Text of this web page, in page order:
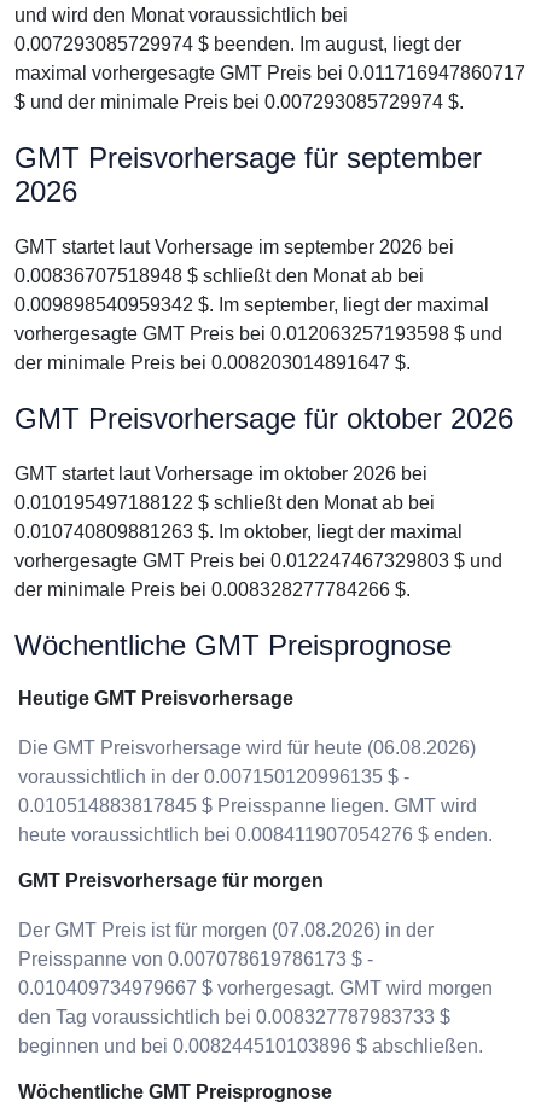
und wird den Monat voraussichtlich bei
0.007293085729974 $ beenden. Im august, liegt der
maximal vorhergesagte GMT Preis bei 0.011716947860717
$ und der minimale Preis bei 0.007293085729974 $.
GMT Preisvorhersage für september
2026
GMT startet laut Vorhersage im september 2026 bei
0.00836707518948 $ schließt den Monat ab bei
0.009898540959342 $. Im september, liegt der maximal
vorhergesagte GMT Preis bei 0.012063257193598 $ und
der minimale Preis bei 0.008203014891647 $.
GMT Preisvorhersage für oktober 2026
GMT startet laut Vorhersage im oktober 2026 bei
0.010195497188122 $ schließt den Monat ab bei
0.010740809881263 $. Im oktober, liegt der maximal
vorhergesagte GMT Preis bei 0.012247467329803 $ und
der minimale Preis bei 0.008328277784266 $.
Wöchentliche GMT Preisprognose
Heutige GMT Preisvorhersage
Die GMT Preisvorhersage wird für heute (06.08.2026)
voraussichtlich in der 0.007150120996135 $ -
0.010514883817845 $ Preisspanne liegen. GMT wird
heute voraussichtlich bei 0.008411907054276 $ enden.
GMT Preisvorhersage für morgen
Der GMT Preis ist für morgen (07.08.2026) in der
Preisspanne von 0.007078619786173 $ -
0.010409734979667 $ vorhergesagt. GMT wird morgen
den Tag voraussichtlich bei 0.008327787983733 $
beginnen und bei 0.008244510103896 $ abschließen.
Wöchentliche GMT Preisprognose